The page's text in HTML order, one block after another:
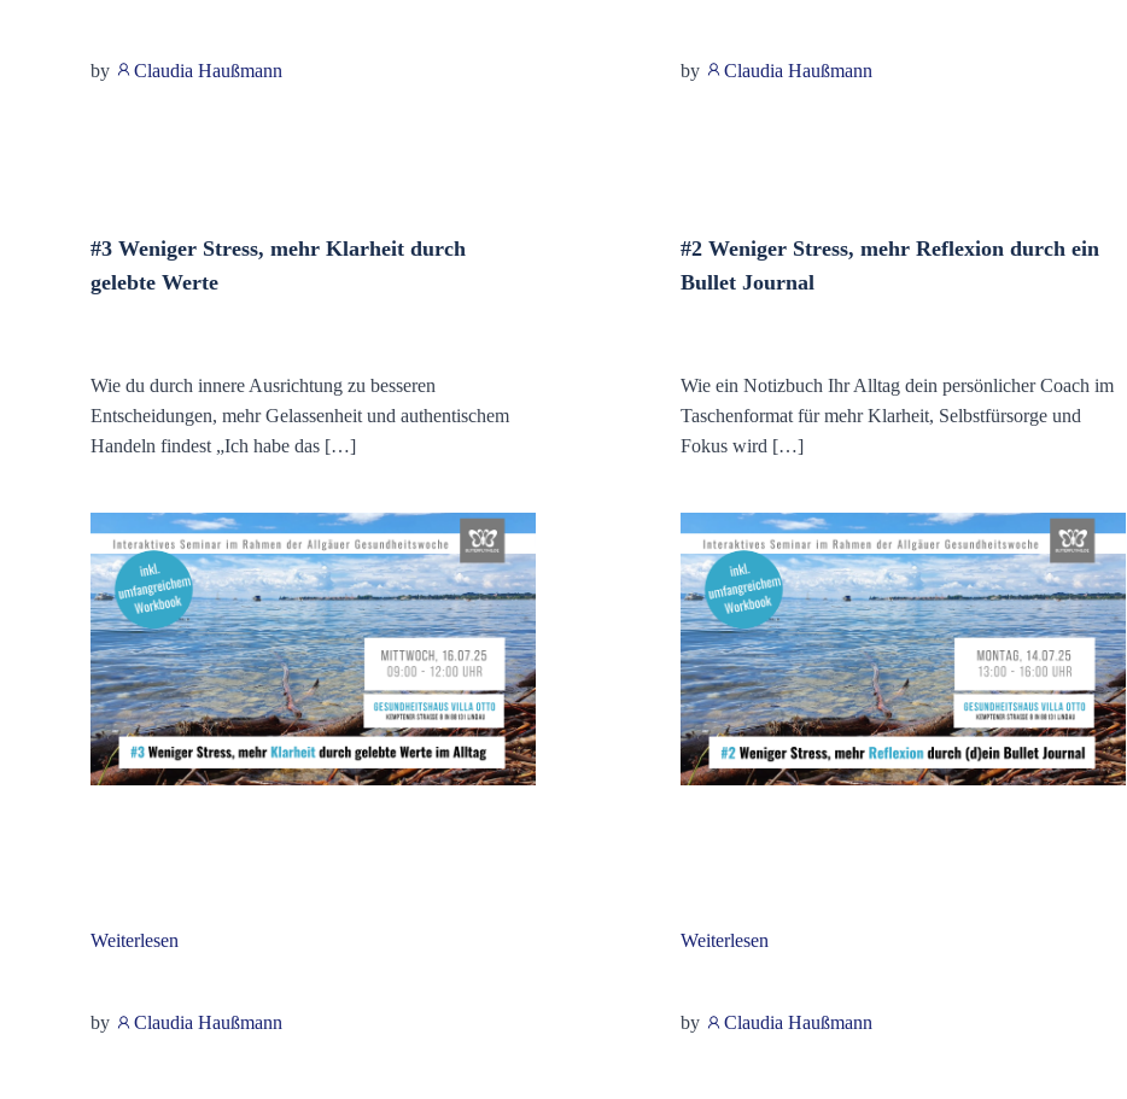
by Claudia Haußmann by Claudia Haußmann
#3 Weniger Stress, mehr Klarheit durch
gelebte Werte
Wie du durch innere Ausrichtung zu besseren
Entscheidungen, mehr Gelassenheit und authentischem
Handeln findest „Ich habe das […]
Weiterlesen
by Claudia Haußmann
#2 Weniger Stress, mehr Reflexion durch ein
Bullet Journal
Wie ein Notizbuch Ihr Alltag dein persönlicher Coach im
Taschenformat für mehr Klarheit, Selbstfürsorge und
Fokus wird […]
Weiterlesen
by Claudia Haußmann